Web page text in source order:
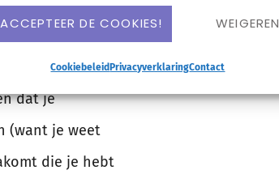
DE COOKIES! WEIGEREN
CookiebeleidPrivacyverklaringContact
dan vijf minuten
dat je
(want je weet
die je hebt